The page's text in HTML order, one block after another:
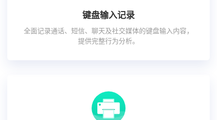
键盘输入记录
全面记录通话、短信、聊天及社交媒体的键盘输入内容，
提供完整行为分析。